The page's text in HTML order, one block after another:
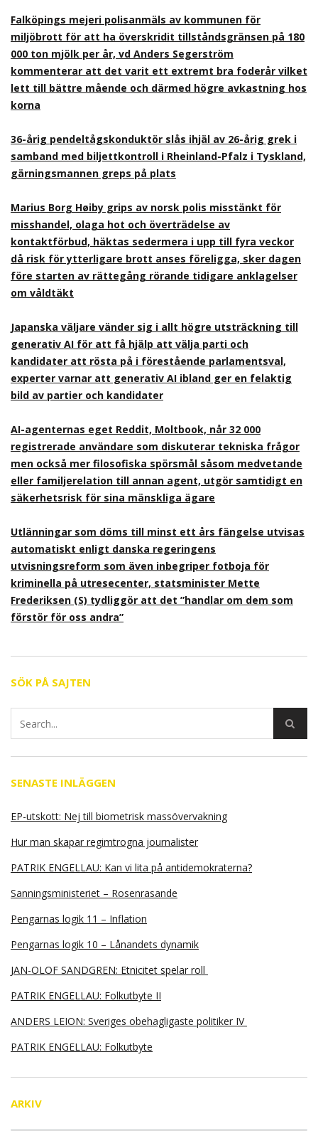
Falköpings mejeri polisanmäls av kommunen för
miljöbrott för att ha överskridit tillståndsgränsen på 180
000 ton mjölk per år, vd Anders Segerström
kommenterar att det varit ett extremt bra foderår vilket
lett till bättre mående och därmed högre avkastning hos
korna
36-årig pendeltågskonduktör slås ihjäl av 26-årig grek i
samband med biljettkontroll i Rheinland-Pfalz i Tyskland,
gärningsmannen greps på plats
Marius Borg Høiby grips av norsk polis misstänkt för
misshandel, olaga hot och överträdelse av
kontaktförbud, häktas sedermera i upp till fyra veckor
då risk för ytterligare brott anses föreligga, sker dagen
före starten av rättegång rörande tidigare anklagelser
om våldtäkt
Japanska väljare vänder sig i allt högre utsträckning till
generativ AI för att få hjälp att välja parti och
kandidater att rösta på i förestående parlamentsval,
experter varnar att generativ AI ibland ger en felaktig
bild av partier och kandidater
AI-agenternas eget Reddit, Moltbook, når 32 000
registrerade användare som diskuterar tekniska frågor
men också mer filosofiska spörsmål såsom medvetande
eller familjerelation till annan agent, utgör samtidigt en
säkerhetsrisk för sina mänskliga ägare
Utlänningar som döms till minst ett års fängelse utvisas
automatiskt enligt danska regeringens
utvisningsreform som även inbegriper fotboja för
kriminella på utresecenter, statsminister Mette
Frederiksen (S) tydliggör att det ”handlar om dem som
förstör för oss andra”
SÖK PÅ SAJTEN
SENASTE INLÄGGEN
EP-utskott: Nej till biometrisk massövervakning
Hur man skapar regimtrogna journalister
PATRIK ENGELLAU: Kan vi lita på antidemokraterna?
Sanningsministeriet – Rosenrasande
Pengarnas logik 11 – Inflation
Pengarnas logik 10 – Lånandets dynamik
JAN-OLOF SANDGREN: Etnicitet spelar roll
PATRIK ENGELLAU: Folkutbyte II
ANDERS LEION: Sveriges obehagligaste politiker IV
PATRIK ENGELLAU: Folkutbyte
ARKIV